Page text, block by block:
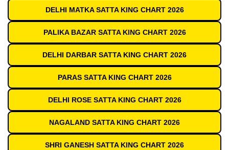
DELHI MATKA SATTA KING CHART 2026
PALIKA BAZAR SATTA KING CHART 2026
DELHI DARBAR SATTA KING CHART 2026
PARAS SATTA KING CHART 2026
DELHI ROSE SATTA KING CHART 2026
NAGALAND SATTA KING CHART 2026
SHRI GANESH SATTA KING CHART 2026